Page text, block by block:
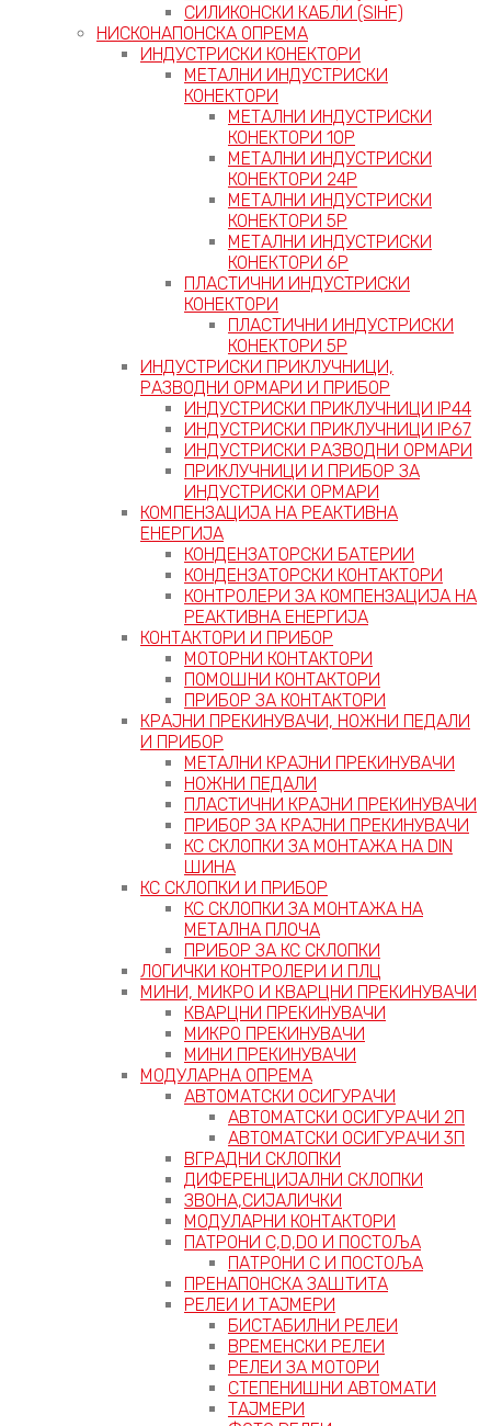
СИЛИКОНСКИ КАБЛИ (SIHF)
НИСКОНАПОНСКА ОПРЕМА
ИНДУСТРИСКИ КОНЕКТОРИ
МЕТАЛНИ ИНДУСТРИСКИ
КОНЕКТОРИ
МЕТАЛНИ ИНДУСТРИСКИ
КОНЕКТОРИ 10P
МЕТАЛНИ ИНДУСТРИСКИ
КОНЕКТОРИ 24P
МЕТАЛНИ ИНДУСТРИСКИ
КОНЕКТОРИ 5P
МЕТАЛНИ ИНДУСТРИСКИ
КОНЕКТОРИ 6P
ПЛАСТИЧНИ ИНДУСТРИСКИ
КОНЕКТОРИ
ПЛАСТИЧНИ ИНДУСТРИСКИ
КОНЕКТОРИ 5P
ИНДУСТРИСКИ ПРИКЛУЧНИЦИ,
РАЗВОДНИ ОРМАРИ И ПРИБОР
ИНДУСТРИСКИ ПРИКЛУЧНИЦИ IP44
ИНДУСТРИСКИ ПРИКЛУЧНИЦИ IP67
ИНДУСТРИСКИ РАЗВОДНИ ОРМАРИ
ПРИКЛУЧНИЦИ И ПРИБОР ЗА
ИНДУСТРИСКИ ОРМАРИ
КОМПЕНЗАЦИЈА НА РЕАКТИВНА
ЕНЕРГИЈА
КОНДЕНЗАТОРСКИ БАТЕРИИ
КОНДЕНЗАТОРСКИ КОНТАКТОРИ
КОНТРОЛЕРИ ЗА КОМПЕНЗАЦИЈА НА
РЕАКТИВНА ЕНЕРГИЈА
КОНТАКТОРИ И ПРИБОР
МОТОРНИ КОНТАКТОРИ
ПОМОШНИ КОНТАКТОРИ
ПРИБОР ЗА КОНТАКТОРИ
КРАЈНИ ПРЕКИНУВАЧИ, НОЖНИ ПЕДАЛИ
И ПРИБОР
МЕТАЛНИ КРАЈНИ ПРЕКИНУВАЧИ
НОЖНИ ПЕДАЛИ
ПЛАСТИЧНИ КРАЈНИ ПРЕКИНУВАЧИ
ПРИБОР ЗА КРАЈНИ ПРЕКИНУВАЧИ
КС СКЛОПКИ ЗА МОНТАЖА НА DIN
ШИНА
КС СКЛОПКИ И ПРИБОР
КС СКЛОПКИ ЗА МОНТАЖА НА
МЕТАЛНА ПЛОЧА
ПРИБОР ЗА КС СКЛОПКИ
ЛОГИЧКИ КОНТРОЛЕРИ И ПЛЦ
МИНИ, МИКРО И КВАРЦНИ ПРЕКИНУВАЧИ
КВАРЦНИ ПРЕКИНУВАЧИ
МИКРО ПРЕКИНУВАЧИ
МИНИ ПРЕКИНУВАЧИ
МОДУЛАРНА ОПРЕМА
АВТОМАТСКИ ОСИГУРАЧИ
АВТОМАТСКИ ОСИГУРАЧИ 2П
АВТОМАТСКИ ОСИГУРАЧИ 3П
ВГРАДНИ СКЛОПКИ
ДИФЕРЕНЦИЈАЛНИ СКЛОПКИ
ЗВОНА,СИЈАЛИЧКИ
МОДУЛАРНИ КОНТАКТОРИ
ПАТРОНИ C,D,D0 И ПОСТОЉА
ПАТРОНИ C И ПОСТОЉА
ПРЕНАПОНСКА ЗАШТИТА
РЕЛЕИ И ТАЈМЕРИ
БИСТАБИЛНИ РЕЛЕИ
ВРЕМЕНСКИ РЕЛЕИ
РЕЛЕИ ЗА МОТОРИ
СТЕПЕНИШНИ АВТОМАТИ
ТАЈМЕРИ